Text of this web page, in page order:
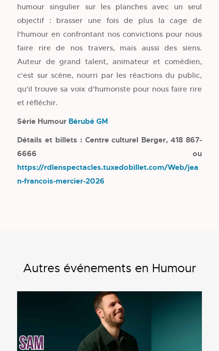
humour singulier sur les planches avec un seul
objectif : brasser une fois de plus la cage de
l'humour en confrontant nos convictions pour nous
faire rire de nos travers, mais aussi des siens.
Auteur de grand talent, animateur et comédien,
c'est sur scène, nourri par les réactions du public,
qu'il trouve sa voix d’humoriste pour nous faire rire
et réfléchir.
Série Humour Bérubé GM
Détails et billets : Centre culturel Berger, 418 867-
6666 ou
https://rdlenspectacles.tuxedobillet.com/Web/jea
n-francois-mercier-2026
Autres événements en Humour